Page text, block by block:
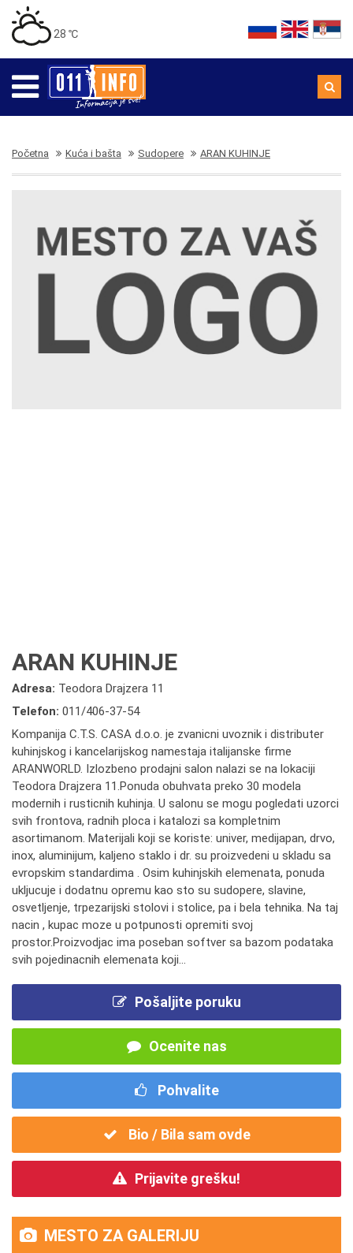
28 ℃
Početna Kuća i bašta Sudopere ARAN KUHINJE
ARAN KUHINJE
Adresa: Teodora Drajzera 11
Telefon: 011/406-37-54
Kompanija C.T.S. CASA d.o.o. je zvanicni uvoznik i distributer
kuhinjskog i kancelarijskog namestaja italijanske firme
ARANWORLD. Izlozbeno prodajni salon nalazi se na lokaciji
Teodora Drajzera 11.Ponuda obuhvata preko 30 modela
modernih i rusticnih kuhinja. U salonu se mogu pogledati uzorci
svih frontova, radnih ploca i katalozi sa kompletnim
asortimanom. Materijali koji se koriste: univer, medijapan, drvo,
inox, aluminijum, kaljeno staklo i dr. su proizvedeni u skladu sa
evropskim standardima . Osim kuhinjskih elemenata, ponuda
ukljucuje i dodatnu opremu kao sto su sudopere, slavine,
osvetljenje, trpezarijski stolovi i stolice, pa i bela tehnika. Na taj
nacin , kupac moze u potpunosti opremiti svoj
prostor.Proizvodjac ima poseban softver sa bazom podataka
svih pojedinacnih elemenata koji...
Pošaljite poruku
Ocenite nas
Pohvalite
Bio / Bila sam ovde
Prijavite grešku!
MESTO ZA GALERIJU